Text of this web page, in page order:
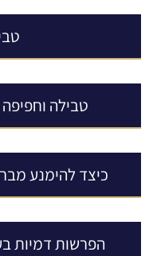
טבילה
כיצד להימנע
הפרשות דמיות